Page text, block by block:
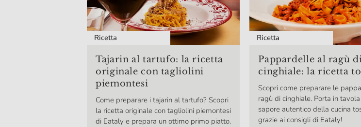
Ricetta
Tajarin al tartufo: la ricetta
originale con tagliolini
piemontesi
Come preparare i tajarin al tartufo? Scopri
la ricetta originale con tagliolini piemontesi
di Eataly e prepara un ottimo primo piatto.
Ricetta
Pappardelle al ragù
cinghiale: la ricetta
Scopri come preparare le
ragù di cinghiale. Porta in
sapore autentico della cucina
grazie ai consigli di Eataly!